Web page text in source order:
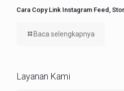
Cara Copy Link Instagram Feed,
Baca selengkapnya
Layanan Kami